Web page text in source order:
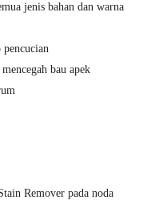
jenis bahan dan warna
bau apek
Remover pada noda